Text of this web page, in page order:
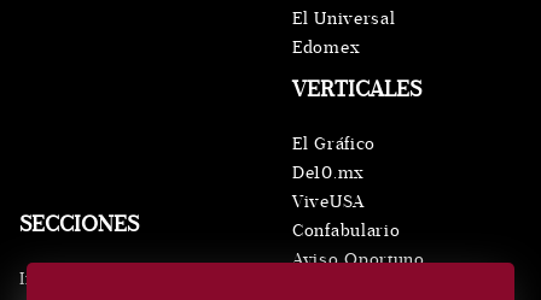
SECCIONES
Inicio
VERTICALES
El Gráfico
De10.mx
ViveUSA
Confabulario
Aviso Oportuno
El Universal
Edomex